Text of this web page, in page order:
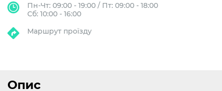
Пн-Чт: 09:00 - 19:00 / Пт: 09:00 - 18:00
Сб: 10:00 - 16:00
Маршрут проїзду
Опис